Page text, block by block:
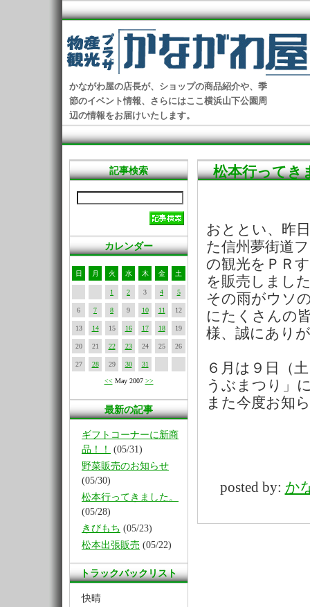
かながわ屋の店長が、ショップの商品紹介や、季
節のイベント情報、さらにはここ横浜山下公園周
辺の情報をお届けいたします。
記事検索
カレンダー
日 月 火 水 木 金 土
1 2 3 4 5
6 7 8 9 10 11 12
13 14 15 16 17 18 19
20 21 22 23 24 25 26
27 28 29 30 31
<< May 2007 >>
最新の記事
ギフトコーナーに新商
品！！
(05/31)
野菜販売のお知らせ
(05/30)
松本行ってきました。
(05/28)
きびもち (05/23)
松本出張販売 (05/22)
トラックバックリスト
快晴
松本行ってき
おととい、昨
た信州夢街道
の観光をＰＲ
を販売しまし
その雨がウソ
にたくさんの
様、誠にあり
６月は９日（
うぶまつり」
また今度お知
posted by: か